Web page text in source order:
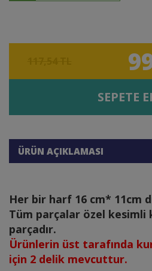
SEPETE
ÜRÜN AÇIKLAMASI
Her bir harf 16 cm* 11cm
Tüm parçalar özel
parçadır.
Ürünlerin üst tarafında
için 2 delik mevcuttur.